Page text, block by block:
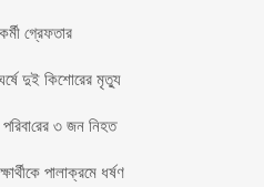
গ্রেফতার
দুই কিশোরের মৃত্যু
৩ জন নিহত
পালাক্রমে ধর্ষণ